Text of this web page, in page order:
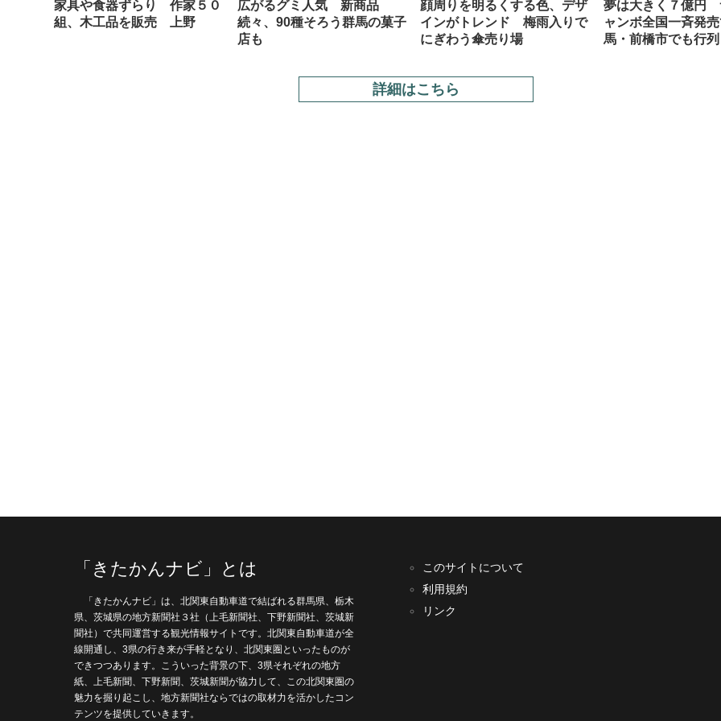
家具や食器ずらり 作家５０
組、木工品を販売 上野
広がるグミ人気 新商品
続々、90種そろう群馬の菓子
店も
顔周りを明るくする色、デザ
インがトレンド 梅雨入りで
にぎわう傘売り場
夢は大きく７億円
ャンボ全国一斉発
馬・前橋市でも行列
詳細はこちら
「きたかんナビ」とは
「きたかんナビ」は、北関東自動車道で結ばれる群馬県、栃木
県、茨城県の地方新聞社３社（上毛新聞社、下野新聞社、茨城新
聞社）で共同運営する観光情報サイトです。北関東自動車道が全
線開通し、3県の行き来が手軽となり、北関東圏といったものが
できつつあります。こういった背景の下、3県それぞれの地方
紙、上毛新聞、下野新聞、茨城新聞が協力して、この北関東圏の
魅力を掘り起こし、地方新聞社ならではの取材力を活かしたコン
テンツを提供していきます。
このサイトについて
利用規約
リンク